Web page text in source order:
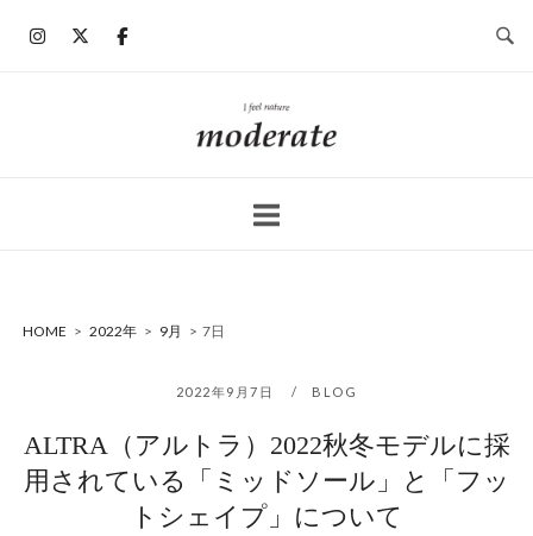
ホ
ー
HOME > 2022年 > 9月 > 7日
2022年9月7日 BLOG
ALTRA（アルトラ）2022秋冬モデルに採
用されている「ミッドソール」と「フッ
トシェイプ」について